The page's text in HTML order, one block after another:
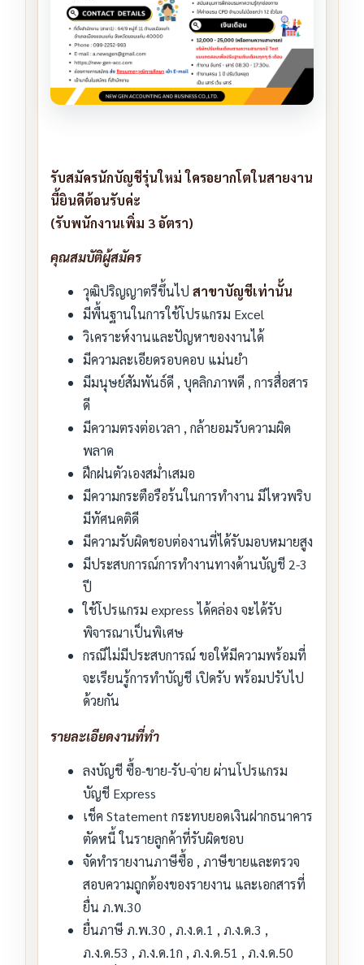
รับสมัครนักบัญชีรุ่นใหม่ ใครอยากโตในสายงาน
นี้ยินดีต้อนรับค่ะ
(รับพนักงานเพิ่ม 3 อัตรา)
คุณสมบัติผู้สมัคร
วุฒิปริญญาตรีขึ้นไป สาขาบัญชีเท่านั้น
มีพื้นฐานในการใช้โปรแกรม Excel
วิเคราะห์งานและปัญหาของงานได้
มีความละเอียดรอบคอบ แม่นยำ
มีมนุษย์สัมพันธ์ดี , บุคลิกภาพดี , การสื่อสาร
ดี
มีความตรงต่อเวลา , กล้ายอมรับความผิด
พลาด
ฝึกฝนตัวเองสม่ำเสมอ
มีความกระตือรือร้นในการทำงาน มีไหวพริบ
มีทัศนคติดี
มีความรับผิดชอบต่องานที่ได้รับมอบหมายสูง
มีประสบการณ์การทำงานทางด้านบัญชี 2-3
ปี
ใช้โปรแกรม express ได้คล่อง จะได้รับ
พิจารณาเป็นพิเศษ
กรณีไม่มีประสบการณ์ ขอให้มีความพร้อมที่
จะเรียนรู้การทำบัญชี เปิดรับ พร้อมปรับไป
ด้วยกัน
รายละเอียดงานที่ทำ
ลงบัญชี ซื้อ-ขาย-รับ-จ่าย ผ่านโปรแกรม
บัญชี Express
เช็ค Statement กระทบยอดเงินฝากธนาคาร
ตัดหนี้ ในรายลูกค้าที่รับผิดชอบ
จัดทำรายงานภาษีซื้อ , ภาษีขายและตรวจ
สอบความถูกต้องของรายงาน และเอกสารที่
ยื่น ภ.พ.30
ยื่นภาษี ภ.พ.30 , ภ.ง.ด.1 , ภ.ง.ด.3 ,
ภ.ง.ด.53 , ภ.ง.ด.1ก , ภ.ง.ด.51 , ภ.ง.ด.50